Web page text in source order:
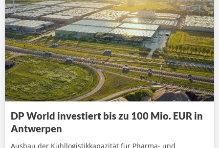
DP World investiert bis zu 100 Mio. EUR in
Antwerpen
Ausbau der Kühllogistikkapazität für Pharma- und